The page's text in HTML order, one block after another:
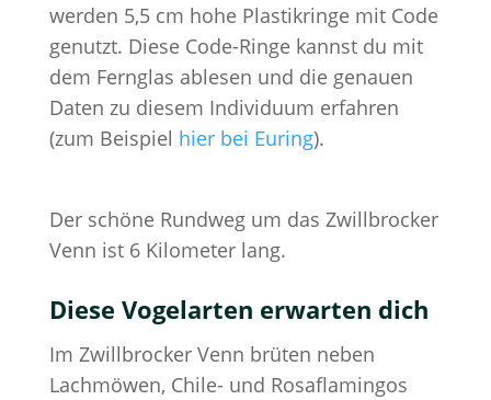
werden 5,5 cm hohe Plastikringe mit Code
genutzt. Diese Code-Ringe kannst du mit
dem Fernglas ablesen und die genauen
Daten zu diesem Individuum erfahren
(zum Beispiel hier bei Euring).
Der schöne Rundweg um das Zwillbrocker
Venn ist 6 Kilometer lang.
Diese Vogelarten erwarten dich
Im Zwillbrocker Venn brüten neben
Lachmöwen, Chile- und Rosaflamingos